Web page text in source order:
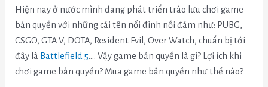
Hiện nay ở nước mình đang phát triển trào lưu chơi game
bản quyền với những cái tên nổi đình nổi đám như: PUBG,
CSGO, GTA V, DOTA, Resident Evil, Over Watch, chuẩn bị tới
đây là Battlefield 5…. Vậy game bản quyền là gì? Lợi ích khi
chơi game bản quyền? Mua game bản quyền như thế nào?